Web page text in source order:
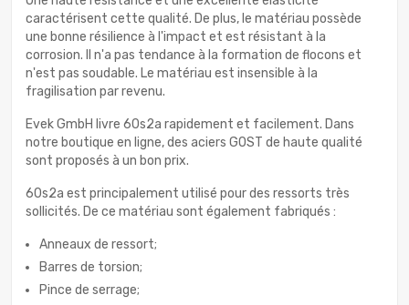
caractérisent cette qualité. De plus, le matériau possède
une bonne résilience à l'impact et est résistant à la
corrosion. Il n'a pas tendance à la formation de flocons et
n'est pas soudable. Le matériau est insensible à la
fragilisation par revenu.
Evek GmbH livre 60s2a rapidement et facilement. Dans
notre boutique en ligne, des aciers GOST de haute qualité
sont proposés à un bon prix.
60s2a est principalement utilisé pour des ressorts très
sollicités. De ce matériau sont également fabriqués :
Anneaux de ressort;
Barres de torsion;
Pince de serrage;